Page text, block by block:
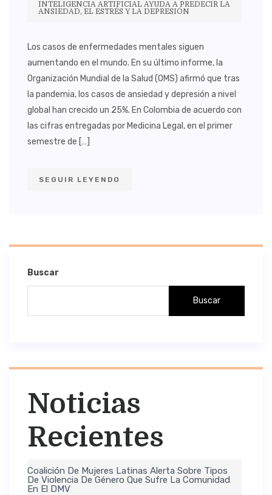
INTELIGENCIA ARTIFICIAL AYUDA A PREDECIR LA
ANSIEDAD, EL ESTRÉS Y LA DEPRESIÓN
Los casos de enfermedades mentales siguen
aumentando en el mundo. En su último informe, la
Organización Mundial de la Salud (OMS) afirmó que tras
la pandemia, los casos de ansiedad y depresión a nivel
global han crecido un 25%. En Colombia de acuerdo con
las cifras entregadas por Medicina Legal, en el primer
semestre de […]
SEGUIR LEYENDO
Buscar
Buscar
Noticias
Recientes
Coalición De Mujeres Latinas Alerta Sobre Tipos
De Violencia De Género Que Sufre La Comunidad
En El DMV